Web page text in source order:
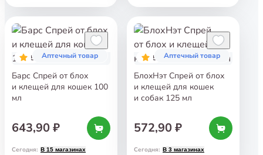
5 Аптечный товар
Барс Спрей от блох
и клещей для кошек 100
мл
643,90 ₽
Сегодня: В 15 магазинах
5 Аптечный товар
БлохНэт Спрей от блох
и клещей для кошек
и собак 125 мл
572,90 ₽
Сегодня: В 3 магазинах